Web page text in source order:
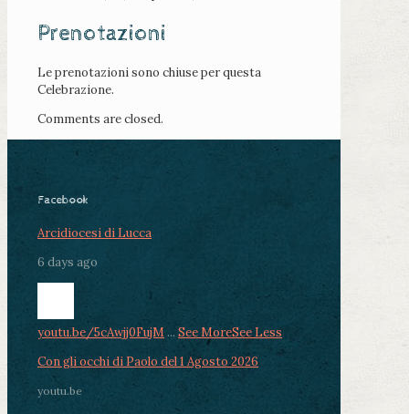
Prenotazioni
Le prenotazioni sono chiuse per questa
Celebrazione.
Comments are closed.
Facebook
Arcidiocesi di Lucca
6 days ago
youtu.be/5cAwjj0FujM ... See MoreSee Less
Con gli occhi di Paolo del 1 Agosto 2026
youtu.be